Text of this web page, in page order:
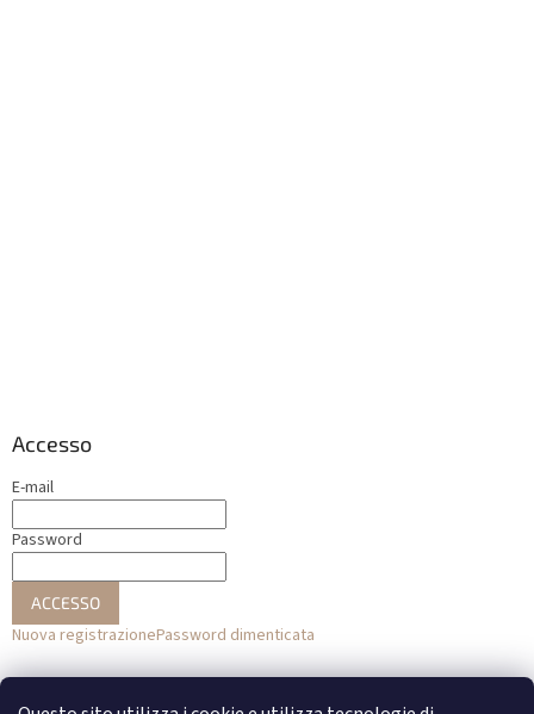
Accesso
E-mail
Password
ACCESSO
Nuova registrazionePassword dimenticata
o